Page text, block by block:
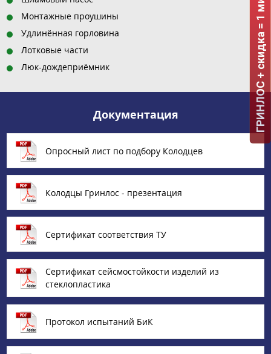
Монтажные проушины
Удлинённая горловина
Лотковые части
Люк-дождеприёмник
Документация
Опросный лист по подбору Колодцев
Колодцы Гринлос - презентация
Сертификат соответствия ТУ
Сертификат сейсмостойкости изделий из
стеклопластика
Протокол испытаний БиК
ГРИНЛОС + скидка = 1 мин!